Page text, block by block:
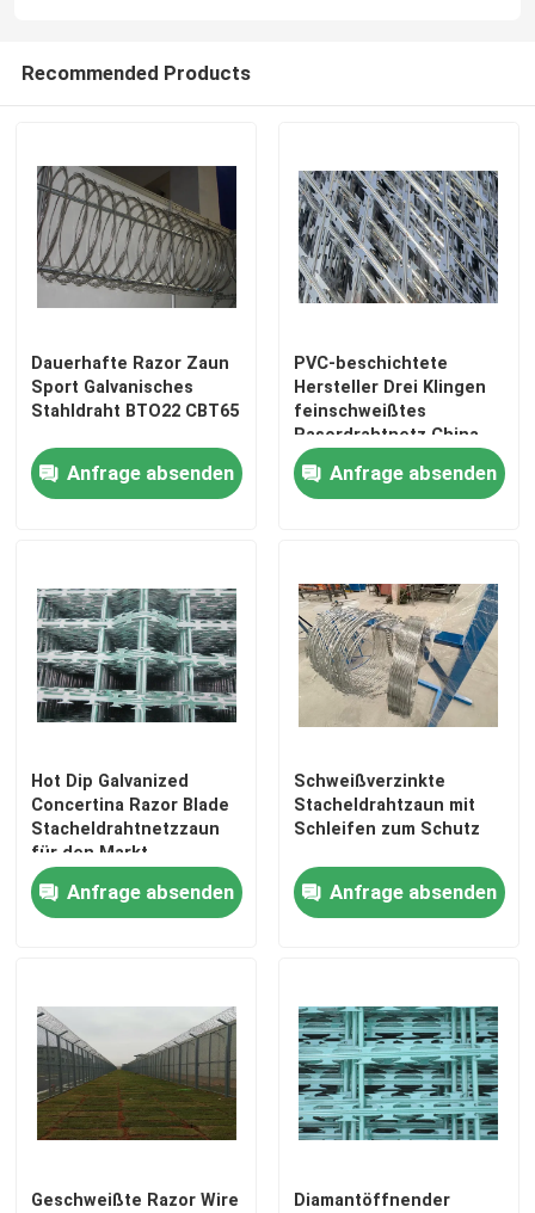
Produkte
Videos
Über uns
Fabrik-Ausflug
Kontaktiere uns
Nachrichten
Fechten der geschweißten Masche
Recommended Products
Dauerhafte Razor Zaun
Sport Galvanisches
Stahldraht BTO22 CBT65
Anfrage absenden
PVC-beschichtete
Hersteller Drei Klingen
feinschweißtes
Rasordrahtnetz China
2m × 6m Größe
Anfrage absenden
Hot Dip Galvanized
Concertina Razor Blade
Stacheldrahtnetzzaun
für den Markt
Anfrage absenden
Schweißverzinkte
Stacheldrahtzaun mit
Schleifen zum Schutz
Anfrage absenden
Geschweißte Razor Wire Diamantöffnender